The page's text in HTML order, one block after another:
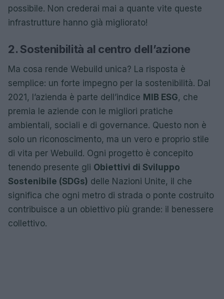
possibile. Non crederai mai a quante vite queste
infrastrutture hanno già migliorato!
2. Sostenibilità al centro dell’azione
Ma cosa rende Webuild unica? La risposta è
semplice: un forte impegno per la sostenibilità. Dal
2021, l’azienda è parte dell’indice MIB ESG, che
premia le aziende con le migliori pratiche
ambientali, sociali e di governance. Questo non è
solo un riconoscimento, ma un vero e proprio stile
di vita per Webuild. Ogni progetto è concepito
tenendo presente gli Obiettivi di Sviluppo
Sostenibile (SDGs) delle Nazioni Unite, il che
significa che ogni metro di strada o ponte costruito
contribuisce a un obiettivo più grande: il benessere
collettivo.